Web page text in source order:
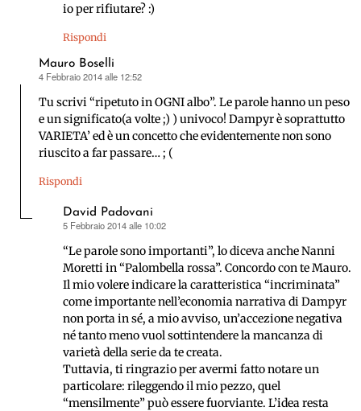
io per rifiutare? :)
Rispondi
Mauro Boselli
ha
detto:
4 Febbraio 2014 alle 12:52
Tu scrivi “ripetuto in OGNI albo”. Le parole hanno un peso
e un significato(a volte ;) ) univoco! Dampyr è soprattutto
VARIETA’ ed è un concetto che evidentemente non sono
riuscito a far passare… ; (
Rispondi
David Padovani
ha
detto:
5 Febbraio 2014 alle 10:02
“Le parole sono importanti”, lo diceva anche Nanni
Moretti in “Palombella rossa”. Concordo con te Mauro.
Il mio volere indicare la caratteristica “incriminata”
come importante nell’economia narrativa di Dampyr
non porta in sé, a mio avviso, un’accezione negativa
né tanto meno vuol sottintendere la mancanza di
varietà della serie da te creata.
Tuttavia, ti ringrazio per avermi fatto notare un
particolare: rileggendo il mio pezzo, quel
“mensilmente” può essere fuorviante. L’idea resta